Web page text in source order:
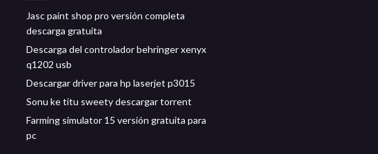
Jasc paint shop pro versión completa
descarga gratuita
Descarga del controlador behringer xenyx
q1202 usb
Descargar driver para hp laserjet p3015
Sonu ke titu sweety descargar torrent
Farming simulator 15 versión gratuita para
pc